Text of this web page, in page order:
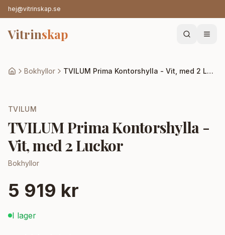
hej@vitrinskap.se
Vitrinskap
Bokhyllor TVILUM Prima Kontorshylla - Vit, med 2 Luckor
TVILUM
TVILUM Prima Kontorshylla -
Vit, med 2 Luckor
Bokhyllor
5 919 kr
I lager